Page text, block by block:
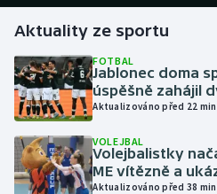
Golf
Gymnastika
Házená
Jezdectví
Aktuality ze sportu
FOTBAL
Jablonec doma
úspěšně zahájil
Aktualizováno před 22 min
VOLEJBAL
Volejbalistky
ME vítězně a
Aktualizováno před 38 min